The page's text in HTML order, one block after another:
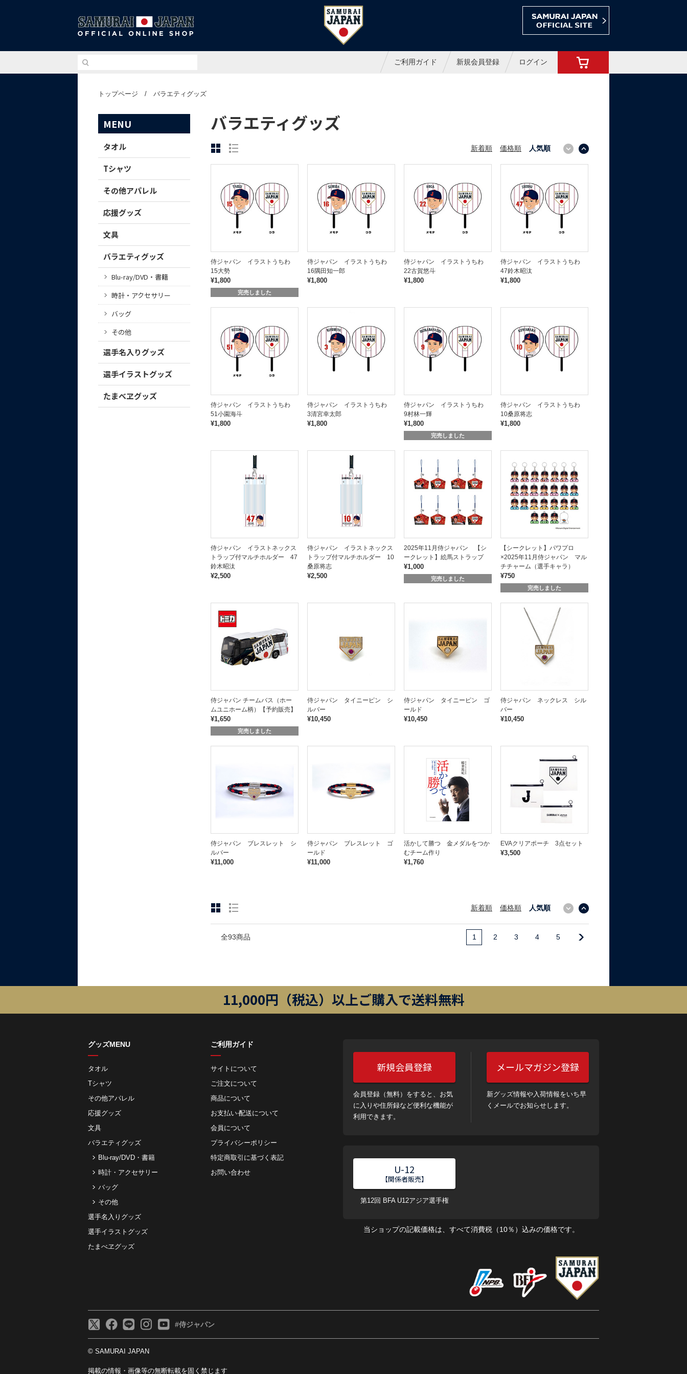
侍ジャパンオフィシャルオンラインショップ
ご利用ガイド 新規会員登録 ログイン
トップページ / バラエティグッズ
MENU
タオル
Tシャツ
その他アパレル
応援グッズ
文具
バラエティグッズ
Blu-ray/DVD・書籍
時計・アクセサリー
バッグ
その他
選手名入りグッズ
選手イラストグッズ
たまべヱグッズ
バラエティグッズ
新着順 価格順 人気順
侍ジャパン イラストうちわ
15大勢
¥1,800
完売しました
侍ジャパン イラストうちわ
16隅田知一郎
¥1,800
侍ジャパン イラストうちわ
22古賀悠斗
¥1,800
侍ジャパン イラストうちわ
47鈴木昭汰
¥1,800
侍ジャパン イラストうちわ
51小園海斗
¥1,800
侍ジャパン イラストうちわ
3清宮幸太郎
¥1,800
侍ジャパン イラストうちわ
9村林一輝
¥1,800
完売しました
侍ジャパン イラストうちわ
10桑原将志
¥1,800
侍ジャパン イラストネックス
トラップ付マルチホルダー 47
鈴木昭汰
¥2,500
侍ジャパン イラストネックス
トラップ付マルチホルダー 10
桑原将志
¥2,500
2025年11月侍ジャパン 【シ
ークレット】絵馬ストラップ
¥1,000
完売しました
【シークレット】パワプロ
×2025年11月侍ジャパン マル
チチャーム（選手キャラ）
¥750
完売しました
侍ジャパン チームバス（ホー
ムユニホーム柄）【予約販売】
¥1,650
完売しました
侍ジャパン タイニーピン シ
ルバー
¥10,450
侍ジャパン タイニーピン ゴ
ールド
¥10,450
侍ジャパン ネックレス シル
バー
¥10,450
侍ジャパン ブレスレット シ
ルバー
¥11,000
侍ジャパン ブレスレット ゴ
ールド
¥11,000
活かして勝つ 金メダルをつか
むチーム作り
¥1,760
EVAクリアポーチ 3点セット
¥3,500
新着順 価格順 人気順
全93商品 1 2 3 4 5
11,000円（税込）以上ご購入で送料無料
グッズMENU
タオル
Tシャツ
その他アパレル
応援グッズ
文具
バラエティグッズ
Blu-ray/DVD・書籍
時計・アクセサリー
バッグ
その他
選手名入りグッズ
選手イラストグッズ
たまべヱグッズ
ご利用ガイド
サイトについて
ご注⽂について
商品について
お⽀払い‧配送について
会員について
プライバシーポリシー
特定商取引に基づく表記
お問い合わせ
新規会員登録
会員登録（無料）をすると、お気
に入りや住所録など便利な機能が
利用できます。
メールマガジン登録
新グッズ情報や入荷情報をいち早
くメールでお知らせします。
U-12
【関係者販売】
第12回 BFA U12アジア選手権
当ショップの記載価格は、すべて消費税（10％）込みの価格です。
#侍ジャパン
© SAMURAI JAPAN
掲載の情報・画像等の無断転載を固く禁じます